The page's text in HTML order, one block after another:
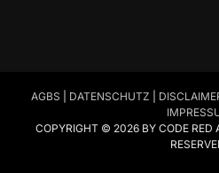
AGBS DATENSCHUTZ
COPYRIGHT © 2026 BY CODE RED